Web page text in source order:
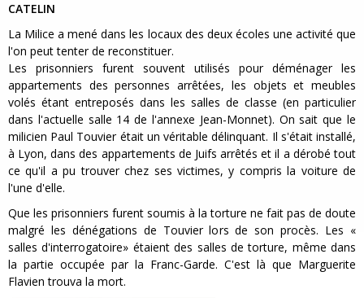
CATELIN
La Milice a mené dans les locaux des deux écoles une activité que
l'on peut tenter de reconstituer.
Les prisonniers furent souvent utilisés pour déménager les
appartements des personnes arrêtées, les objets et meubles
volés étant entreposés dans les salles de classe (en particulier
dans l'actuelle salle 14 de l'annexe Jean-Monnet). On sait que le
milicien Paul Touvier était un véritable délinquant. Il s'était installé,
à Lyon, dans des appartements de Juifs arrêtés et il a dérobé tout
ce qu'il a pu trouver chez ses victimes, y compris la voiture de
l'une d'elle.
Que les prisonniers furent soumis à la torture ne fait pas de doute
malgré les dénégations de Touvier lors de son procès. Les «
salles d'interrogatoire» étaient des salles de torture, même dans
la partie occupée par la Franc-Garde. C'est là que Marguerite
Flavien trouva la mort.